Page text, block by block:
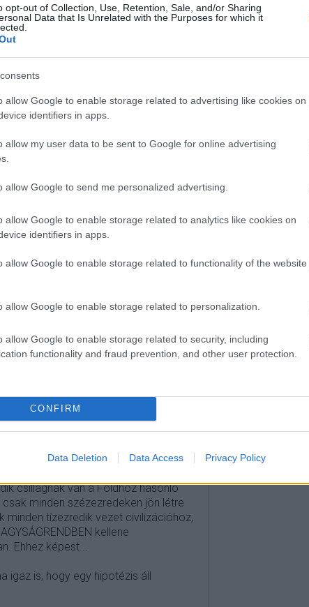
opt-out of Collection, Use, Retention, Sale, and/or Sharing
Data that Is Unrelated with the Purposes for which it
allow Google to enable storage related to advertising like cookies on
identifiers in apps.
allow my user data to be sent to Google for online advertising
allow Google to send me personalized advertising.
allow Google to enable storage related to analytics like cookies on
identifiers in apps.
allow Google to enable storage related to functionality of the website
allow Google to enable storage related to personalization.
allow Google to enable storage related to security, including
functionality and fraud prevention, and other user protection.
CONFIRM
Data Deletion Data Access Privacy Policy
feltételekbenés az adatvédelmi tájékoztatóban.
a civilizációk kivégzik önmagukat.
amíg legalább egy olyan
önmagát, s ehhez magyarázatra van
szokott elméletet építeni, nem
akkor kezdenék önkorlátozó, vagy
amikor már a huszadik civilizáció
már tényleg kellene valami átfogó
humora: teljesen igazad van. Nálam
látszik, dehát éppen a magas álcázó
bizonyítom, hogy nálam lakozik egy
látná vagy láthatná!
Fermi meg is orrolna, amiért egy
az értelmes élet létrejöttének
között. Hogy is szoktak
csillagnak van a Földhöz hasonló
minden szézezredeken jön létre
minden tízezredik vezet civilizációhoz,
kellene
Ehhez képest...
igaz is, hogy egy hipotézis áll
e-Linkek
Pr cikk